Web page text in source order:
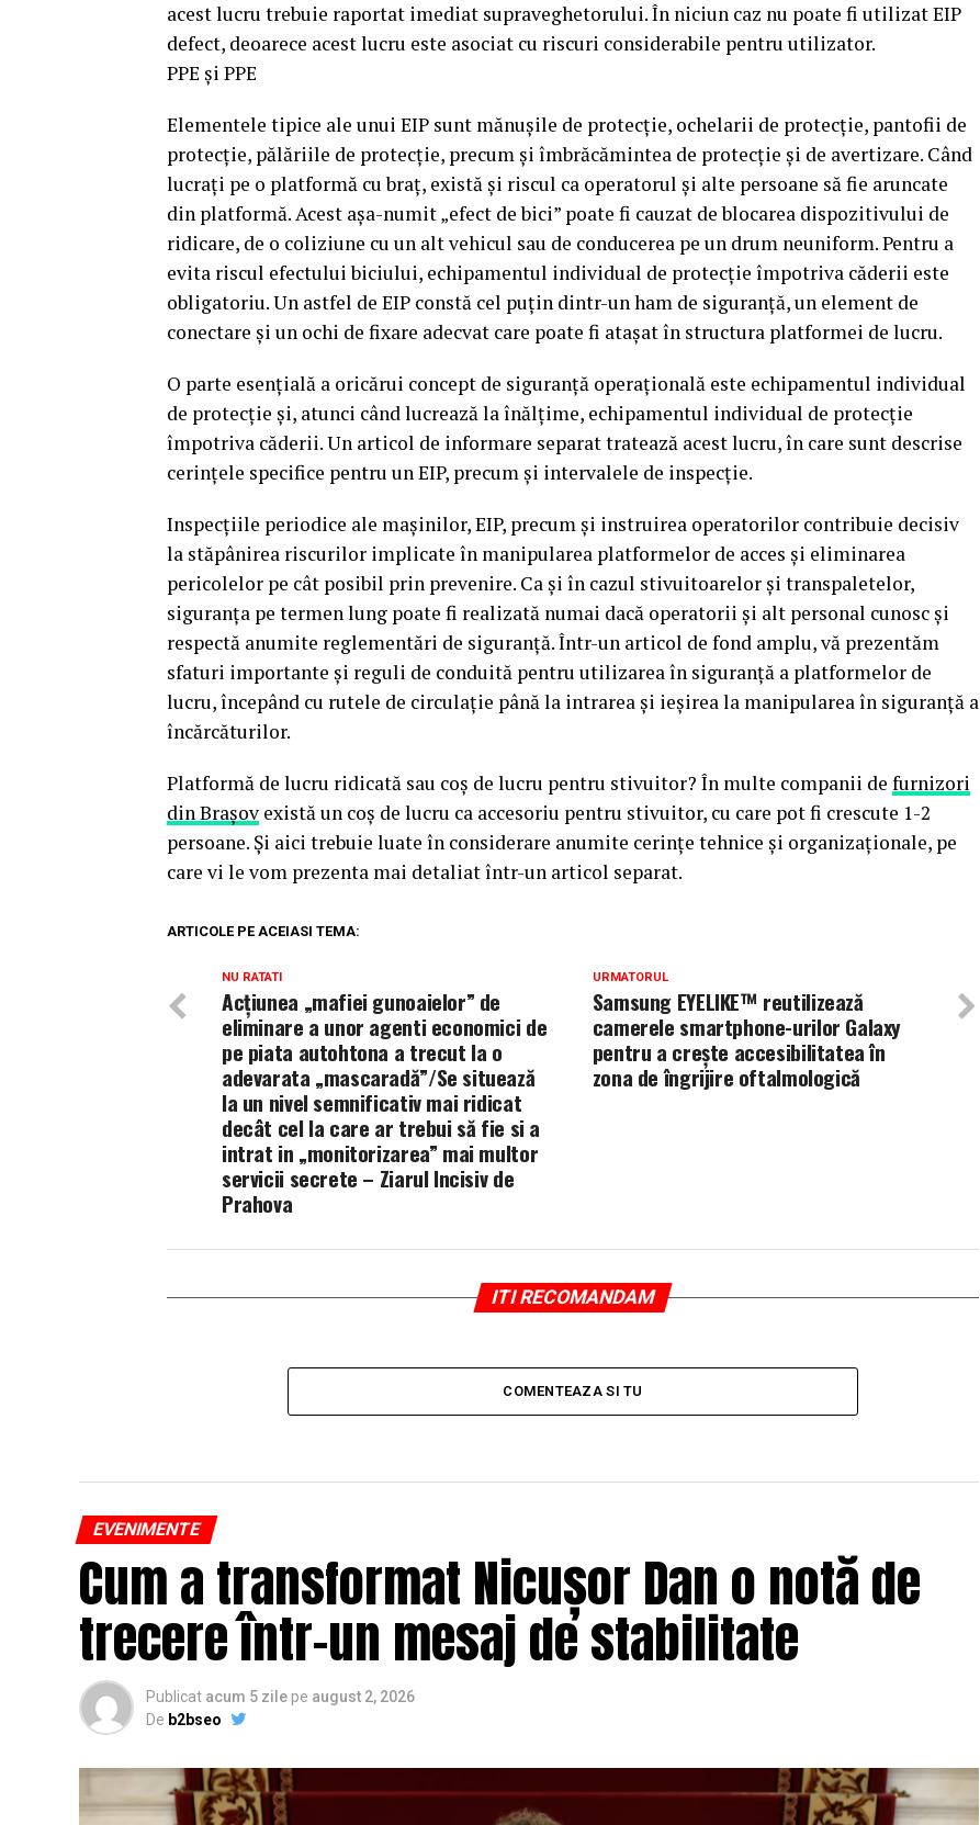
acest lucru trebuie raportat imediat supraveghetorului. În niciun caz nu poate fi utilizat EIP
defect, deoarece acest lucru este asociat cu riscuri considerabile pentru utilizator.
PPE și PPE
Elementele tipice ale unui EIP sunt mănușile de protecție, ochelarii de protecție, pantofii de
protecție, pălăriile de protecție, precum și îmbrăcămintea de protecție și de avertizare. Când
lucrați pe o platformă cu braț, există și riscul ca operatorul și alte persoane să fie aruncate
din platformă. Acest așa-numit „efect de bici” poate fi cauzat de blocarea dispozitivului de
ridicare, de o coliziune cu un alt vehicul sau de conducerea pe un drum neuniform. Pentru a
evita riscul efectului biciului, echipamentul individual de protecție împotriva căderii este
obligatoriu. Un astfel de EIP constă cel puțin dintr-un ham de siguranță, un element de
conectare și un ochi de fixare adecvat care poate fi atașat în structura platformei de lucru.
O parte esențială a oricărui concept de siguranță operațională este echipamentul individual
de protecție și, atunci când lucrează la înălțime, echipamentul individual de protecție
împotriva căderii. Un articol de informare separat tratează acest lucru, în care sunt descrise
cerințele specifice pentru un EIP, precum și intervalele de inspecție.
Inspecțiile periodice ale mașinilor, EIP, precum și instruirea operatorilor contribuie decisiv
la stăpânirea riscurilor implicate în manipularea platformelor de acces și eliminarea
pericolelor pe cât posibil prin prevenire. Ca și în cazul stivuitoarelor și transpaletelor,
siguranța pe termen lung poate fi realizată numai dacă operatorii și alt personal cunosc și
respectă anumite reglementări de siguranță. Într-un articol de fond amplu, vă prezentăm
sfaturi importante și reguli de conduită pentru utilizarea în siguranță a platformelor de
lucru, începând cu rutele de circulație până la intrarea și ieșirea la manipularea în siguranță a
încărcăturilor.
Platformă de lucru ridicată sau coș de lucru pentru stivuitor? În multe companii de furnizori
din Brașov există un coș de lucru ca accesoriu pentru stivuitor, cu care pot fi crescute 1-2
persoane. Și aici trebuie luate în considerare anumite cerințe tehnice și organizaționale, pe
care vi le vom prezenta mai detaliat într-un articol separat.
ARTICOLE PE ACEIASI TEMA:
URMATORUL
Samsung EYELIKE™ reutilizează
camerele smartphone-urilor Galaxy
pentru a crește accesibilitatea în
zona de îngrijire oftalmologică
NU RATATI
Acțiunea „mafiei gunoaielor” de
eliminare a unor agenti economici de
pe piata autohtona a trecut la o
adevarata „mascaradă”/Se situează
la un nivel semnificativ mai ridicat
decât cel la care ar trebui să fie si a
intrat in „monitorizarea” mai multor
servicii secrete – Ziarul Incisiv de
Prahova
ITI RECOMANDAM
COMENTEAZA SI TU
EVENIMENTE
Cum a transformat Nicușor Dan o notă de
trecere într-un mesaj de stabilitate
Publicat acum 5 zile pe august 2, 2026
De b2bseo